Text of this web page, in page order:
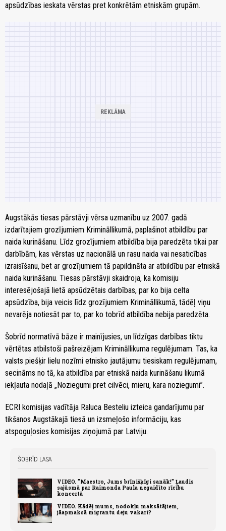
apsūdzības ieskata vērstas pret konkrētām etniskām grupām.
Augstākās tiesas pārstāvji vērsa uzmanību uz 2007. gadā
izdarītajiem grozījumiem Krimināllikumā, paplašinot atbildību par
naida kurināšanu. Līdz grozījumiem atbildība bija paredzēta tikai par
darbībām, kas vērstas uz nacionālā un rasu naida vai nesaticības
izraisīšanu, bet ar grozījumiem tā papildināta ar atbildību par etniskā
naida kurināšanu. Tiesas pārstāvji skaidroja, ka komisiju
interesējošajā lietā apsūdzētais darbības, par ko bija celta
apsūdzība, bija veicis līdz grozījumiem Krimināllikumā, tādēļ viņu
nevarēja notiesāt par to, par ko tobrīd atbildība nebija paredzēta.
Šobrīd normatīvā bāze ir mainījusies, un līdzīgas darbības tiktu
vērtētas atbilstoši pašreizējam Krimināllikuma regulējumam. Tas, ka
valsts piešķir lielu nozīmi etnisko jautājumu tiesiskam regulējumam,
secināms no tā, ka atbildība par etniskā naida kurināšanu likumā
iekļauta nodaļā „Noziegumi pret cilvēci, mieru, kara noziegumi”.
ECRI komisijas vadītāja Raluca Besteliu izteica gandarījumu par
tikšanos Augstākajā tiesā un izsmeļošo informāciju, kas
atspoguļosies komisijas ziņojumā par Latviju.
ŠOBRĪD LASA
VIDEO. "Maestro, Jums brīnišķīgi sanāk!" Ļaudis
sajūsmā par Raimonda Paula negaidīto rīcību
koncertā
VIDEO. Kādēļ mums, nodokļu maksātājiem,
jāapmaksā migrantu deju vakari?